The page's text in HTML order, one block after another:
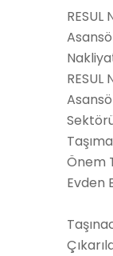
Önem
Evden